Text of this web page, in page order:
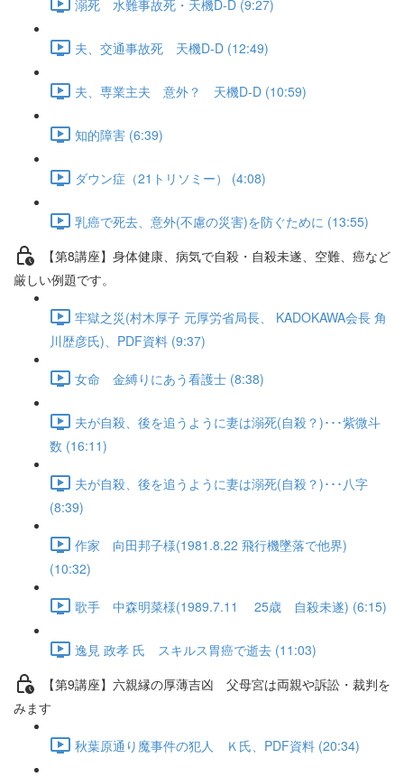
溺死 水難事故死・天機D-D (9:27)
夫、交通事故死 天機D-D (12:49)
夫、専業主夫 意外？ 天機D-D (10:59)
知的障害 (6:39)
ダウン症（21トリソミー） (4:08)
乳癌で死去、意外(不慮の災害)を防ぐために (13:55)
【第8講座】身体健康、病気で自殺・自殺未遂、空難、癌など
厳しい例題です。
牢獄之災(村木厚子 元厚労省局長、 KADOKAWA会長 角
川歴彦氏)、PDF資料 (9:37)
女命 金縛りにあう看護士 (8:38)
夫が自殺、後を追うように妻は溺死(自殺？)･･･紫微斗
数 (16:11)
夫が自殺、後を追うように妻は溺死(自殺？)･･･八字
(8:39)
作家 向田邦子様(1981.8.22 飛行機墜落で他界)
(10:32)
歌手 中森明菜様(1989.7.11 25歳 自殺未遂) (6:15)
逸見 政孝 氏 スキルス胃癌で逝去 (11:03)
【第9講座】六親縁の厚薄吉凶 父母宮は両親や訴訟・裁判を
みます
秋葉原通り魔事件の犯人 Ｋ氏、PDF資料 (20:34)